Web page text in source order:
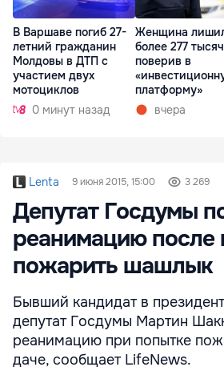
В Варшаве погиб 27-
летний гражданин
Молдовы в ДТП с
участием двух
мотоциклов
0 минут назад
Женщина
более 277
поверив в
платформу»
вчера
Lenta 9 июня 2015, 15:00 3 269
Депутат Госдумы
реанимацию после
пожарить шашлык
Бывший кандидат в
депутат Госдумы Мартин
реанимацию при попытке
даче, сообщает LifeNews.